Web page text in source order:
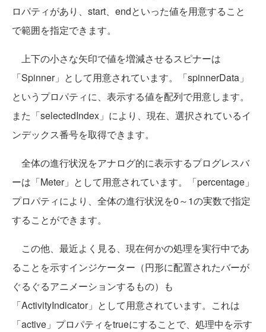
ロパティがあり、start、endといった値を用意すること
で範囲を指定できます。
上下の小さな矢印で値を増減させるスピナーは
「Spinner」として用意されています。「spinnerData」
というプロパティに、表示する値を配列で用意します。
また「selectedIndex」により、現在、選択されているイ
ンデックス番号を取得できます。
全体の進行状況をアナログ的に表示するプログレスバ
ーは「Meter」として用意されています。「percentage」
プロパティにより、全体の進行状況を0～1の実数で指定
することができます。
この他、最近よく見る、現在何かの処理を実行中であ
ることを示すインジケーター（円形に配置されたバーが
ぐるぐるアニメーションするもの）も
「ActivityIndicator」として用意されています。これは
「active」プロパティをtrueにすることで、処理中を示す